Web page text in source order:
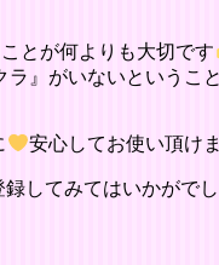
とが何よりも大切です
ラ』がいないというこ
安心してお使い頂け
してみてはいかがで